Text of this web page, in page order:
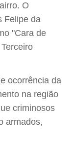
O
Felipe da
"Cara de
ocorrência da
na região
criminosos
armados,